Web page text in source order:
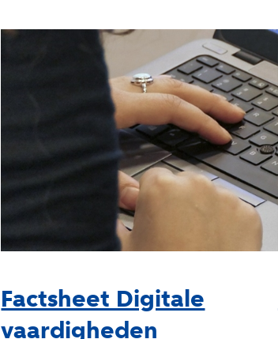
Factsheet Digitale
vaardigheden